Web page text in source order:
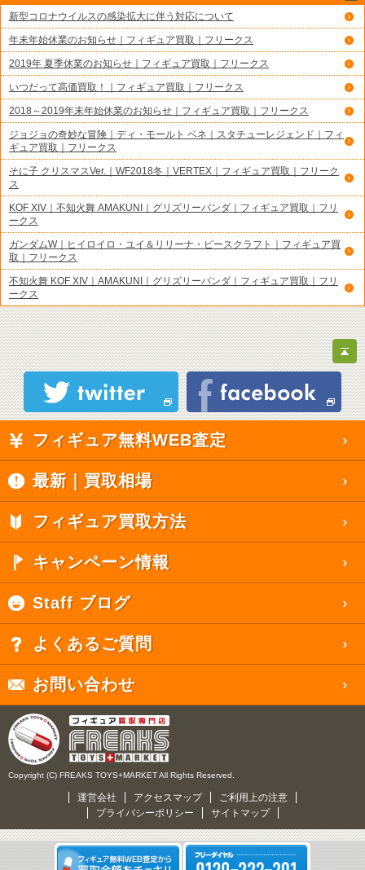
新型コロナウイルスの感染拡大に伴う対応について
年末年始休業のお知らせ｜フィギュア買取｜フリークス
2019年 夏季休業のお知らせ｜フィギュア買取｜フリークス
いつだって高価買取！｜フィギュア買取｜フリークス
2018～2019年末年始休業のお知らせ｜フィギュア買取｜フリークス
ジョジョの奇妙な冒険｜ディ・モールト ベネ｜スタチューレジェンド｜フィ
ギュア買取｜フリークス
そに子 クリスマスVer.｜WF2018冬｜VERTEX｜フィギュア買取｜フリーク
ス
KOF XIV｜不知火舞 AMAKUNI｜グリズリーパンダ｜フィギュア買取｜フリ
ークス
ガンダムW｜ヒイロイロ・ユイ＆リリーナ・ピースクラフト｜フィギュア買
取｜フリークス
不知火舞 KOF XIV｜AMAKUNI｜グリズリーパンダ｜フィギュア買取｜フリ
ークス
フィギュア無料WEB査定
最新｜買取相場
フィギュア買取方法
キャンペーン情報
Staff ブログ
よくあるご質問
お問い合わせ
Copyright (C) FREAKS TOYS+MARKET All Rights Reserved.
運営会社 アクセスマップ
ご利用上の注意
プライバシーポリシー
サイトマップ